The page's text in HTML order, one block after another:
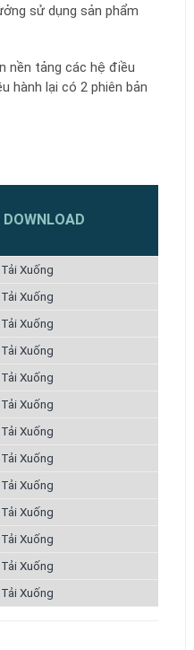
sử dụng sản phẩm
nền tảng các hệ điều
hành lại có 2 phiên bản
DOWNLOAD
Tải Xuống
Tải Xuống
Tải Xuống
Tải Xuống
Tải Xuống
Tải Xuống
Tải Xuống
Tải Xuống
Tải Xuống
Tải Xuống
Tải Xuống
Tải Xuống
Tải Xuống